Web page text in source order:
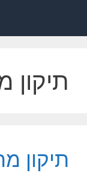
תיקון
תיקון